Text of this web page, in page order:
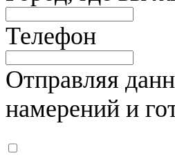
Телефон
Отправляя
намерений и